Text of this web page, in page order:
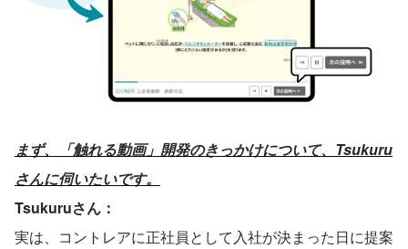
まず、「触れる動画」開発のきっかけについて、Tsukuru
さんに伺いたいです。
Tsukuruさん：
実は、コントレアに正社員として入社が決まった日に提案